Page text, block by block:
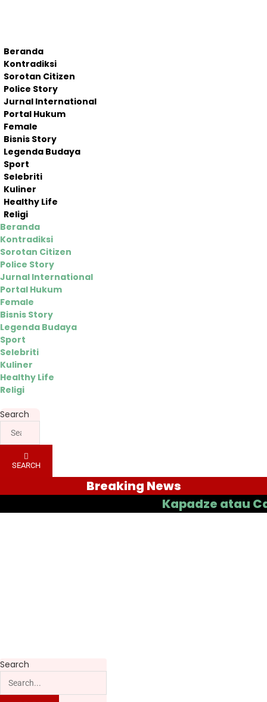
Beranda
Kontradiksi
Sorotan Citizen
Police Story
Jurnal International
Portal Hukum
Female
Bisnis Story
Legenda Budaya
Sport
Selebriti
Kuliner
Healthy Life
Religi
Beranda
Kontradiksi
Sorotan Citizen
Police Story
Jurnal International
Portal Hukum
Female
Bisnis Story
Legenda Budaya
Sport
Selebriti
Kuliner
Healthy Life
Religi
Search
SEARCH
Breaking News
Kapadze atau Casas
Search